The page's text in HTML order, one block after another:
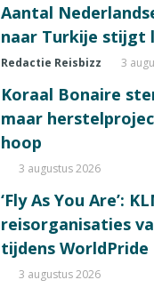
Aantal
naar Turkije stijgt
Redactie Reisbizz 3
Koraal Bonaire
maar
hoop
3 augustus 2026
‘Fly As You Are’:
reisorganisaties
tijdens WorldPride
3 augustus 2026